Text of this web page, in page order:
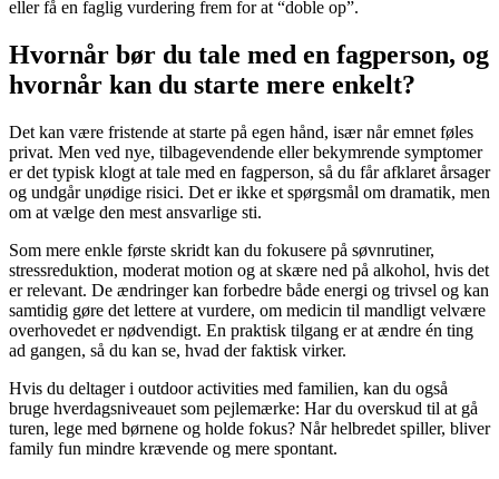
eller få en faglig vurdering frem for at “doble op”.
Hvornår bør du tale med en fagperson, og
hvornår kan du starte mere enkelt?
Det kan være fristende at starte på egen hånd, især når emnet føles
privat. Men ved nye, tilbagevendende eller bekymrende symptomer
er det typisk klogt at tale med en fagperson, så du får afklaret årsager
og undgår unødige risici. Det er ikke et spørgsmål om dramatik, men
om at vælge den mest ansvarlige sti.
Som mere enkle første skridt kan du fokusere på søvnrutiner,
stressreduktion, moderat motion og at skære ned på alkohol, hvis det
er relevant. De ændringer kan forbedre både energi og trivsel og kan
samtidig gøre det lettere at vurdere, om medicin til mandligt velvære
overhovedet er nødvendigt. En praktisk tilgang er at ændre én ting
ad gangen, så du kan se, hvad der faktisk virker.
Hvis du deltager i outdoor activities med familien, kan du også
bruge hverdagsniveauet som pejlemærke: Har du overskud til at gå
turen, lege med børnene og holde fokus? Når helbredet spiller, bliver
family fun mindre krævende og mere spontant.